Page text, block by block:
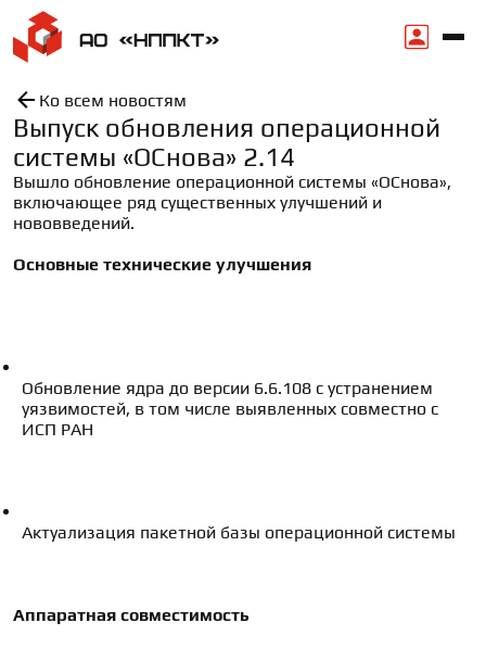
Ко всем новостям
Выпуск обновления операционной
системы «ОСнова» 2.14
Вышло обновление операционной системы «ОСнова»,
включающее ряд существенных улучшений и
нововведений.
Основные технические улучшения
Обновление ядра до версии 6.6.108 с устранением
уязвимостей, в том числе выявленных совместно с
ИСП РАН
Актуализация пакетной базы операционной системы
Аппаратная совместимость